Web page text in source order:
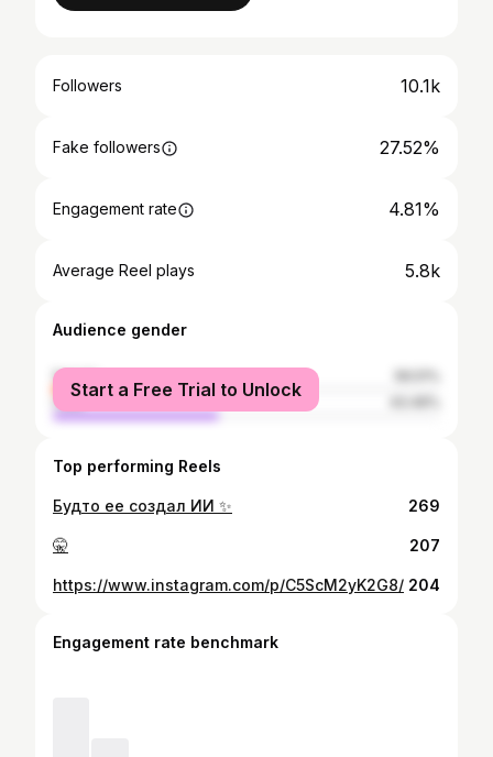
Followers 10.1k
Fake followers 27.52%
Engagement rate 4.81%
Average Reel plays 5.8k
Audience gender
female
male
Start a Free Trial to Unlock
Top performing Reels
Будто ее создал ИИ ✨ 269
🤫 207
https://www.instagram.com/p/C5ScM2yK2G8/ 204
Engagement rate benchmark